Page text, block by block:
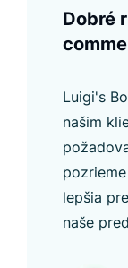
Dobré
Luigi's
našim
lepšia
naše